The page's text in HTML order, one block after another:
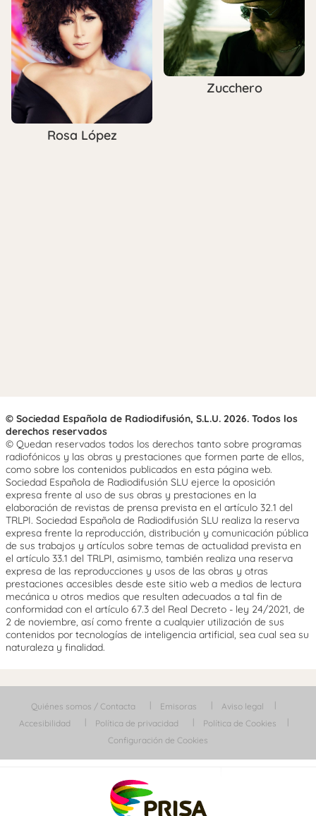
Rosa López
Zucchero
© Sociedad Española de Radiodifusión, S.L.U. 2026. Todos los
derechos reservados
© Quedan reservados todos los derechos tanto sobre programas
radiofónicos y las obras y prestaciones que formen parte de ellos,
como sobre los contenidos publicados en esta página web.
Sociedad Española de Radiodifusión SLU ejerce la oposición
expresa frente al uso de sus obras y prestaciones en la
elaboración de revistas de prensa prevista en el artículo 32.1 del
TRLPI. Sociedad Española de Radiodifusión SLU realiza la reserva
expresa frente la reproducción, distribución y comunicación pública
de sus trabajos y artículos sobre temas de actualidad prevista en
el artículo 33.1 del TRLPI, asimismo, también realiza una reserva
expresa de las reproducciones y usos de las obras y otras
prestaciones accesibles desde este sitio web a medios de lectura
mecánica u otros medios que resulten adecuados a tal fin de
conformidad con el artículo 67.3 del Real Decreto - ley 24/2021, de
2 de noviembre, así como frente a cualquier utilización de sus
contenidos por tecnologías de inteligencia artificial, sea cual sea su
naturaleza y finalidad.
Quiénes somos / Contacta Emisoras
Aviso legal
Accesibilidad
Política de privacidad
Política de Cookies
Configuración de Cookies